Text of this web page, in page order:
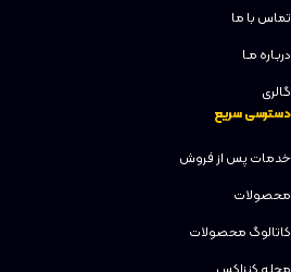
تماس با ما
دربـاره مـا
گالری
دسترسی سریع
خدمات پس از فروش
محصولات
کاتالوگ محصولات